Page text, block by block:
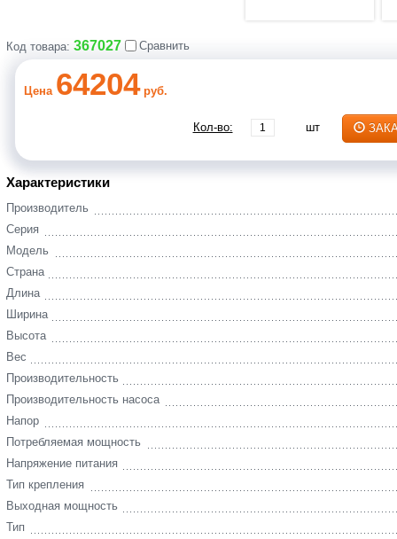
Код товара: 367027 Сравнить
Цена 64204руб.
Кол-во: шт
Характеристики
Производитель
Серия
Модель
Страна
Длина
Ширина
Высота
Вес
Производительность
Производительность насоса
Напор
Потребляемая мощность
Напряжение питания
Тип крепления
Выходная мощность
Тип